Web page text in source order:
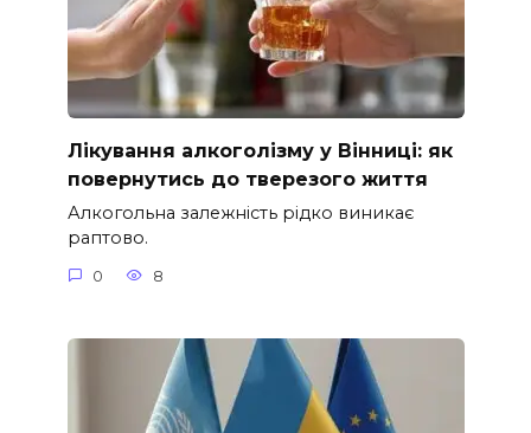
Лікування алкоголізму у Вінниці: як
повернутись до тверезого життя
Алкогольна залежність рідко виникає
раптово.
0 8